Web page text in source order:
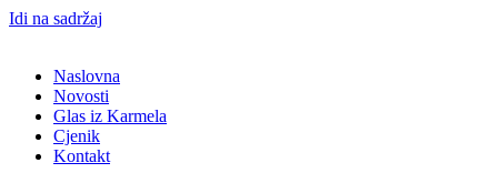
Idi na sadržaj
Naslovna
Novosti
Glas iz Karmela
Cjenik
Kontakt